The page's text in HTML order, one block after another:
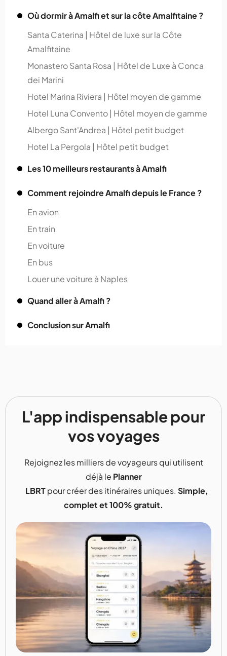
Où dormir à Amalfi et sur la côte Amalfitaine ?
Santa Caterina | Hôtel de luxe sur la Côte
Amalfitaine
Monastero Santa Rosa | Hôtel de Luxe à Conca
dei Marini
Hotel Marina Riviera | Hôtel moyen de gamme
Hotel Luna Convento | Hôtel moyen de gamme
Albergo Sant'Andrea | Hôtel petit budget
Hotel La Pergola | Hôtel petit budget
Les 10 meilleurs restaurants à Amalfi
Comment rejoindre Amalfi depuis le France ?
En avion
En train
En voiture
En bus
Louer une voiture à Naples
Quand aller à Amalfi ?
Conclusion sur Amalfi
L'app indispensable pour
vos voyages
Rejoignez les milliers de voyageurs qui utilisent
déjà le Planner
LBRTpour créer des itinéraires uniques. Simple,
complet et 100% gratuit.